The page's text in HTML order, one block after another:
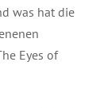
was hat die
Eyes of